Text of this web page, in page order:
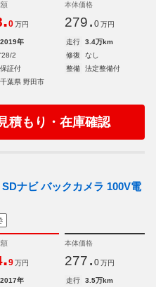
.0 万円
本体価格
279. 0 万円
2019年 走行
3.4万km
'28/2 修復
なし
保証付 整備
法定整備付
千葉県 野田市
積もり・在庫確認
ナビ バックカメラ 100V電
.9 万円
本体価格
277. 0 万円
2017年 走行
3.5万km